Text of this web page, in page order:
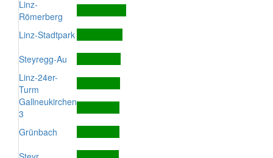
Linz-
Römerberg
Linz-Stadtpark
Steyregg-Au
Linz-24er-
Turm
Gallneukirchen
3
Grünbach